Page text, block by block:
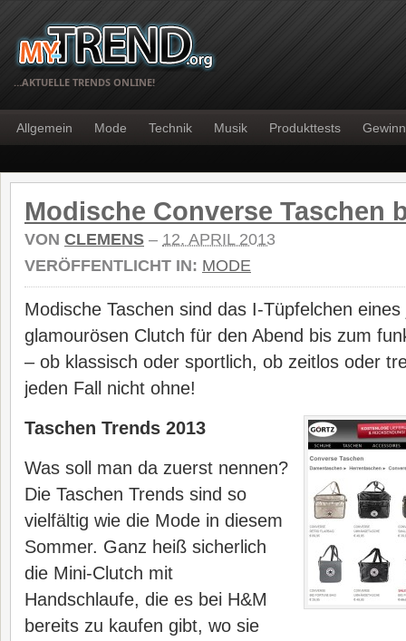
…AKTUELLE TRENDS ONLINE!
Allgemein Mode Technik Musik Produkttests
Modische Converse Taschen
VON CLEMENS – 12. APRIL 2013
VERÖFFENTLICHT IN: MODE
Modische Taschen sind das I-Tüpfelchen
glamourösen Clutch für den Abend bis zum
– ob klassisch oder sportlich, ob zeitlos oder
jeden Fall nicht ohne!
Taschen Trends 2013
Was soll man da zuerst nennen?
Die Taschen Trends sind so
vielfältig wie die Mode in diesem
Sommer. Ganz heiß sicherlich
die Mini-Clutch mit
Handschlaufe, die es bei H&M
bereits zu kaufen gibt, wo sie